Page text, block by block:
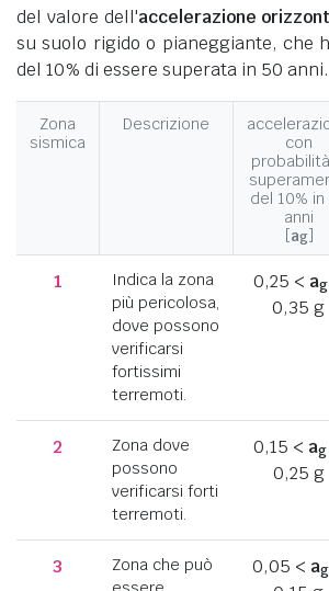
del valore dell'accelerazione
su suolo rigido o pianeggiante, che
del 10% di essere superata in 50 anni.
Zona
sismica
Descrizione
con
del 10% in
anni
[ag]
1
Indica la zona
più pericolosa,
dove possono
verificarsi
fortissimi
terremoti.
0,25 < ag
0,35 g
2
Zona dove
possono
verificarsi forti
terremoti.
0,15 < ag
0,25 g
3
Zona che può
0,05 < ag